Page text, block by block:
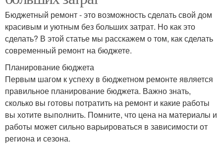
Бюджетный ремонт - это возможность сделать свой дом
красивым и уютным без больших затрат. Но как это
сделать? В этой статье мы расскажем о том, как сделать
современный ремонт на бюджете.
Планирование бюджета
Первым шагом к успеху в бюджетном ремонте является
правильное планирование бюджета. Важно знать,
сколько вы готовы потратить на ремонт и какие работы
вы хотите выполнить. Помните, что цена на материалы и
работы может сильно варьироваться в зависимости от
региона и сезона.